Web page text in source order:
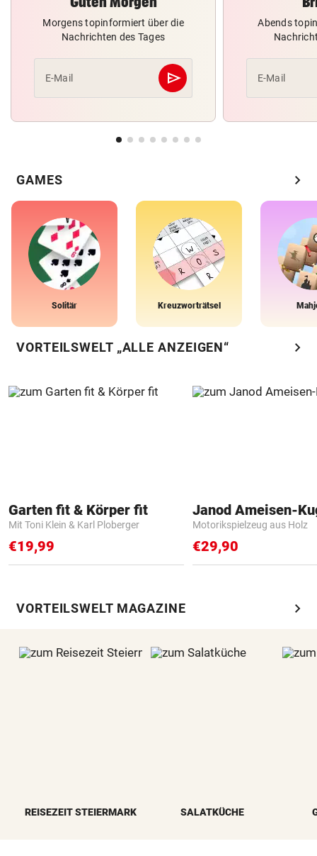
Morgens topinformiert über die
Nachrichten des Tages
E-Mail send
Abschicken
Abends
E-Mail
GAMES chevron_right
Solitär Kreuzworträtsel
VORTEILSWELT „ALLE ANZEIGEN“ chevron_right
Garten fit & Körper fit
Mit Toni Klein & Karl Ploberger
€19,99
Janod Ameisen-
Motorikspielzeug aus Holz
€29,90
VORTEILSWELT MAGAZINE chevron_right
REISEZEIT STEIERMARK SALATKÜCHE